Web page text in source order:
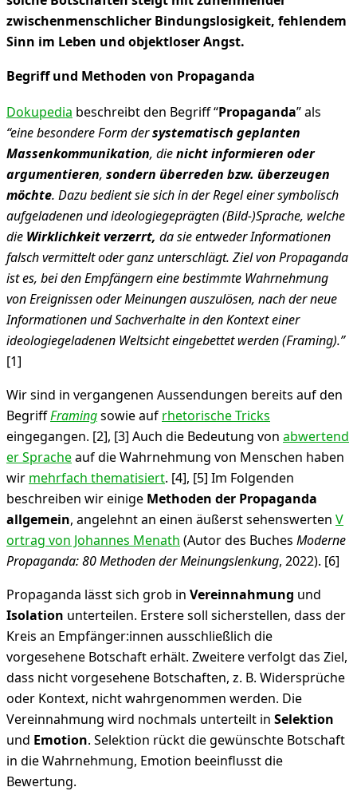
zwischenmenschlicher Bindungslosigkeit, fehlendem
Sinn im Leben und objektloser Angst.
Begriff und Methoden von Propaganda
Dokupedia beschreibt den Begriff “Propaganda” als
“eine besondere Form dersystematisch geplanten
Massenkommunikation, dienicht informieren oder
argumentieren, sondern überreden bzw. überzeugen
möchte. Dazu bedient sie sich in der Regel einer symbolisch
aufgeladenen und ideologiegeprägten (Bild-)Sprache, welche
die Wirklichkeit verzerrt, da sie entweder Informationen
falsch vermittelt oder ganz unterschlägt. Ziel von Propaganda
ist es, bei den Empfängern eine bestimmte Wahrnehmung
von Ereignissen oder Meinungen auszulösen, nach der neue
Informationen und Sachverhalte in den Kontext einer
ideologiegeladenen Weltsicht eingebettet werden (Framing).”
[1]
Wir sind in vergangenen Aussendungen bereits auf den
BegriffFramingsowie auf rhetorische Tricks
eingegangen. [2], [3] Auch die Bedeutung von abwertend
er Spracheauf die Wahrnehmung von Menschen haben
wir mehrfach thematisiert. [4], [5] Im Folgenden
beschreiben wir einige Methoden der Propaganda
allgemein, angelehnt an einen äußerst sehenswerten V
ortrag von Johannes Menath (Autor des Buches Moderne
Propaganda: 80 Methoden der Meinungslenkung, 2022). [6]
Propaganda lässt sich grob in Vereinnahmung und
Isolation unterteilen. Erstere soll sicherstellen, dass der
Kreis an Empfänger:innen ausschließlich die
vorgesehene Botschaft erhält. Zweitere verfolgt das Ziel,
dass nicht vorgesehene Botschaften, z. B. Widersprüche
oder Kontext, nicht wahrgenommen werden. Die
Vereinnahmung wird nochmals unterteilt in Selektion
und Emotion. Selektion rückt die gewünschte Botschaft
in die Wahrnehmung, Emotion beeinflusst die
Bewertung.